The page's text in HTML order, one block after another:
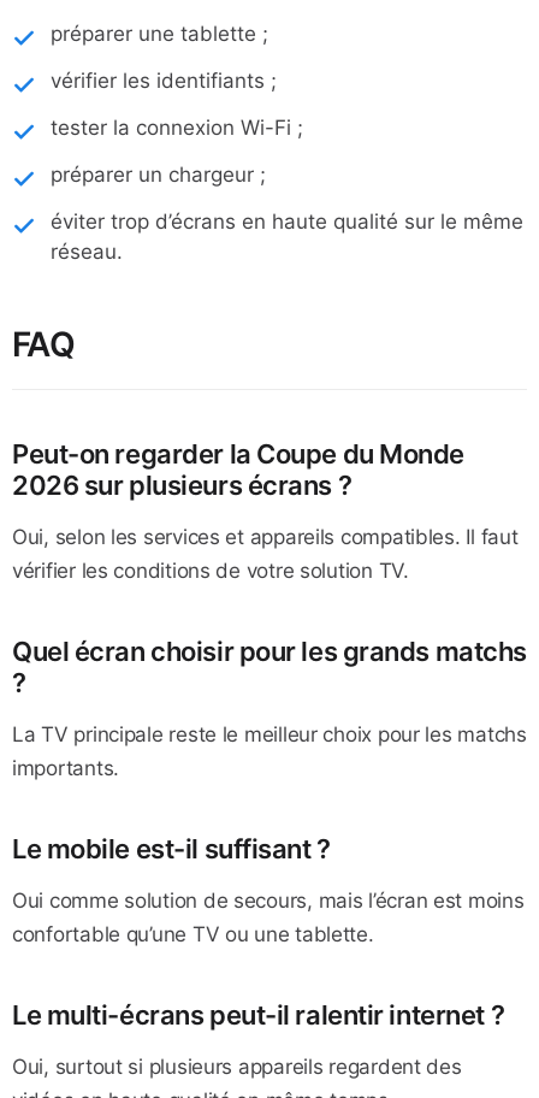
préparer une tablette ;
vérifier les identifiants ;
tester la connexion Wi-Fi ;
préparer un chargeur ;
éviter trop d’écrans en haute qualité sur le même
réseau.
FAQ
Peut-on regarder la Coupe du Monde
2026 sur plusieurs écrans ?
Oui, selon les services et appareils compatibles. Il faut
vérifier les conditions de votre solution TV.
Quel écran choisir pour les grands matchs
?
La TV principale reste le meilleur choix pour les matchs
importants.
Le mobile est-il suffisant ?
Oui comme solution de secours, mais l’écran est moins
confortable qu’une TV ou une tablette.
Le multi-écrans peut-il ralentir internet ?
Oui, surtout si plusieurs appareils regardent des